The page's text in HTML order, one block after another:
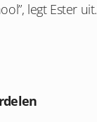
legt Ester uit.